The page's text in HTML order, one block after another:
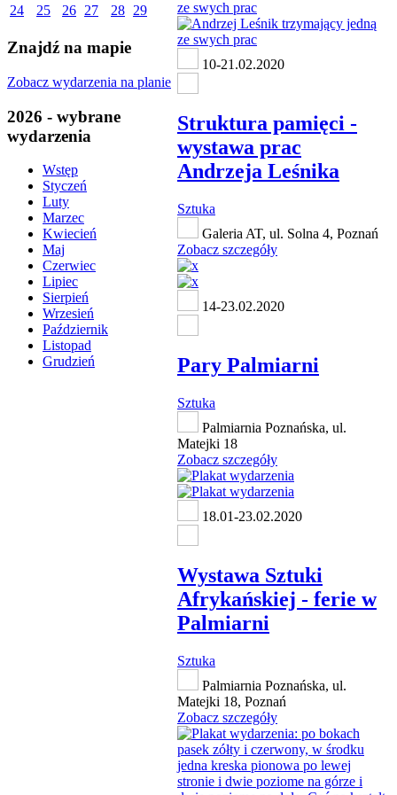
24
25 26 27 28 29
Znajdź na mapie
Zobacz wydarzenia na planie
2026 - wybrane
wydarzenia
Wstęp
Styczeń
Luty
Marzec
Kwiecień
Maj
Czerwiec
Lipiec
Sierpień
Wrzesień
Październik
Listopad
Grudzień
10-21.02.2020
Struktura pamięci -
wystawa prac
Andrzeja Leśnika
Sztuka
Galeria AT, ul. Solna 4, Poznań
Zobacz szczegóły
14-23.02.2020
Pary Palmiarni
Sztuka
Palmiarnia Poznańska, ul.
Matejki 18
Zobacz szczegóły
18.01-23.02.2020
Wystawa Sztuki
Afrykańskiej - ferie w
Palmiarni
Sztuka
Palmiarnia Poznańska, ul.
Matejki 18, Poznań
Zobacz szczegóły